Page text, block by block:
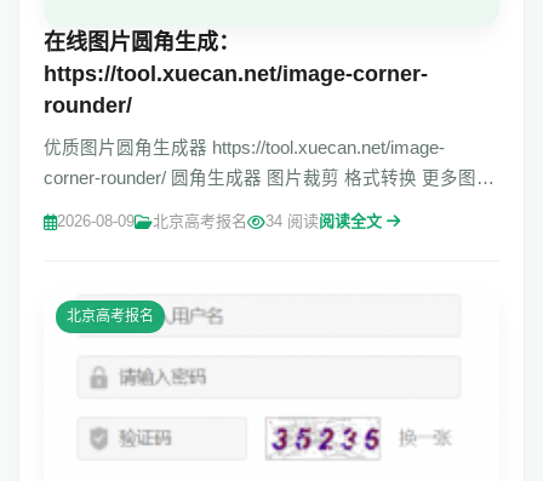
在线图片圆角生成：
https://tool.xuecan.net/image-corner-
rounder/
优质图片圆角生成器 https://tool.xuecan.net/image-
corner-rounder/ 圆角生成器 图片裁剪 格式转换 更多图片
工具 在线图片圆角生成工具 轻松上传或粘贴图片，通过
2026-08-09 北京高考报名 34 阅读阅读全文
北京高考报名